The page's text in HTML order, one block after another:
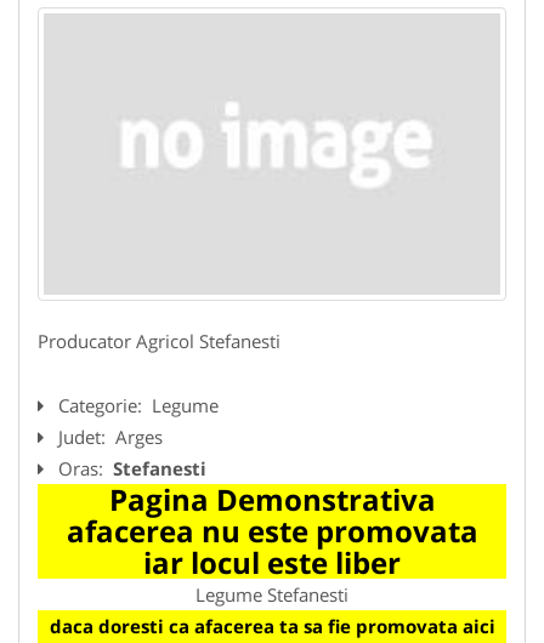
Producator Agricol Stefanesti
Categorie: Legume
Judet: Arges
Oras: Stefanesti
Pagina Demonstrativa
afacerea nu este promovata
iar locul este liber
Legume Stefanesti
daca doresti ca afacerea ta sa fie promovata aici